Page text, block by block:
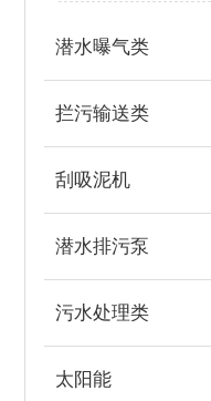
潜水曝气类
拦污输送类
刮吸泥机
潜水排污泵
污水处理类
太阳能